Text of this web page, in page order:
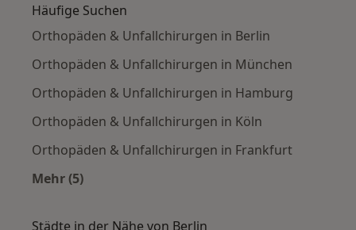
Häufige Suchen
Orthopäden & Unfallchirurgen in Berlin
Orthopäden & Unfallchirurgen in München
Orthopäden & Unfallchirurgen in Hamburg
Orthopäden & Unfallchirurgen in Köln
Orthopäden & Unfallchirurgen in Frankfurt
Mehr (5)
Städte in der Nähe von Berlin